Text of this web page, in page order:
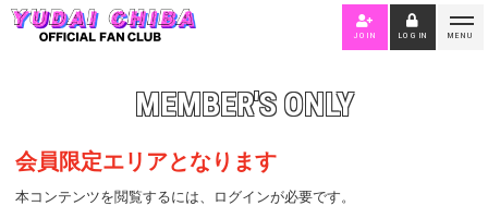
JOIN LOGIN MENU
MEMBER'S ONLY
会員限定エリアとなります
本コンテンツを閲覧するには、ログインが必要です。